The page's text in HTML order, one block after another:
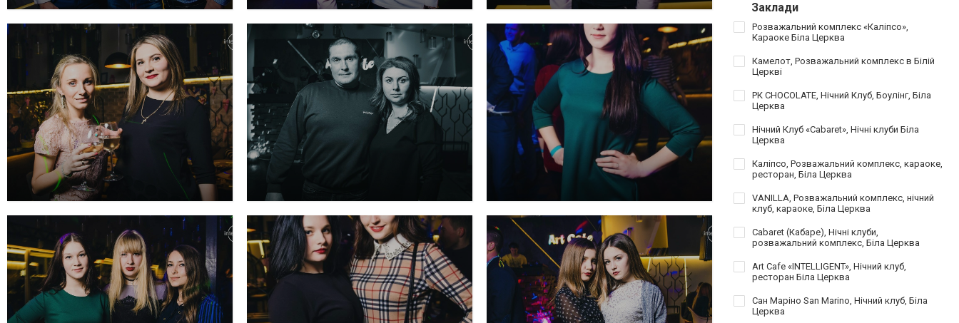
Заклади
Розважальний комплекс «Каліпсо»,
Караоке Біла Церква
Камелот, Розважальний комплекс в Білій
Церкві
РК CHOCOLATE, Нічний Клуб, Боулінг, Біла
Церква
Нічний Клуб «Cabaret», Нічні клуби Біла
Церква
Каліпсо, Розважальний комплекс, караоке,
ресторан, Біла Церква
VANILLA, Розважальний комплекс, нічний
клуб, караоке, Біла Церква
Cabaret (Кабаре), Нічні клуби,
розважальний комплекс, Біла Церква
Art Cafe «INTELLIGENT», Нічний клуб,
ресторан Біла Церква
Сан Маріно San Marino, Нічний клуб, Біла
Церква